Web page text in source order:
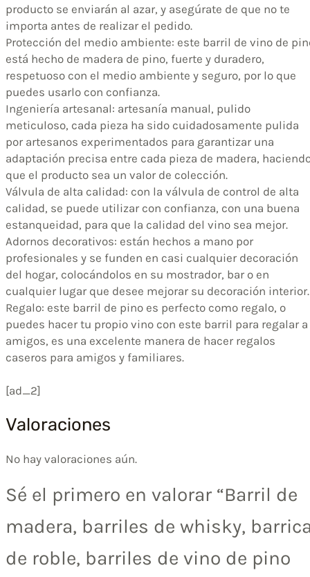
producto se enviarán al azar, y asegúrate de que no te
importa antes de realizar el pedido.
Protección del medio ambiente: este barril de vino de
está hecho de madera de pino, fuerte y duradero,
respetuoso con el medio ambiente y seguro, por lo que
puedes usarlo con confianza.
Ingeniería artesanal: artesanía manual, pulido
meticuloso, cada pieza ha sido cuidadosamente pulida
por artesanos experimentados para garantizar una
adaptación precisa entre cada pieza de madera,
que el producto sea un valor de colección.
Válvula de alta calidad: con la válvula de control de alta
calidad, se puede utilizar con confianza, con una buena
estanqueidad, para que la calidad del vino sea mejor.
Adornos decorativos: están hechos a mano por
profesionales y se funden en casi cualquier decoración
del hogar, colocándolos en su mostrador, bar o en
cualquier lugar que desee mejorar su decoración interior.
Regalo: este barril de pino es perfecto como regalo, o
puedes hacer tu propio vino con este barril para regalar a
amigos, es una excelente manera de hacer regalos
caseros para amigos y familiares.
[ad_2]
Valoraciones
No hay valoraciones aún.
Sé el primero en valorar “Barril de
madera, barriles de whisky,
de roble, barriles de vino de pino